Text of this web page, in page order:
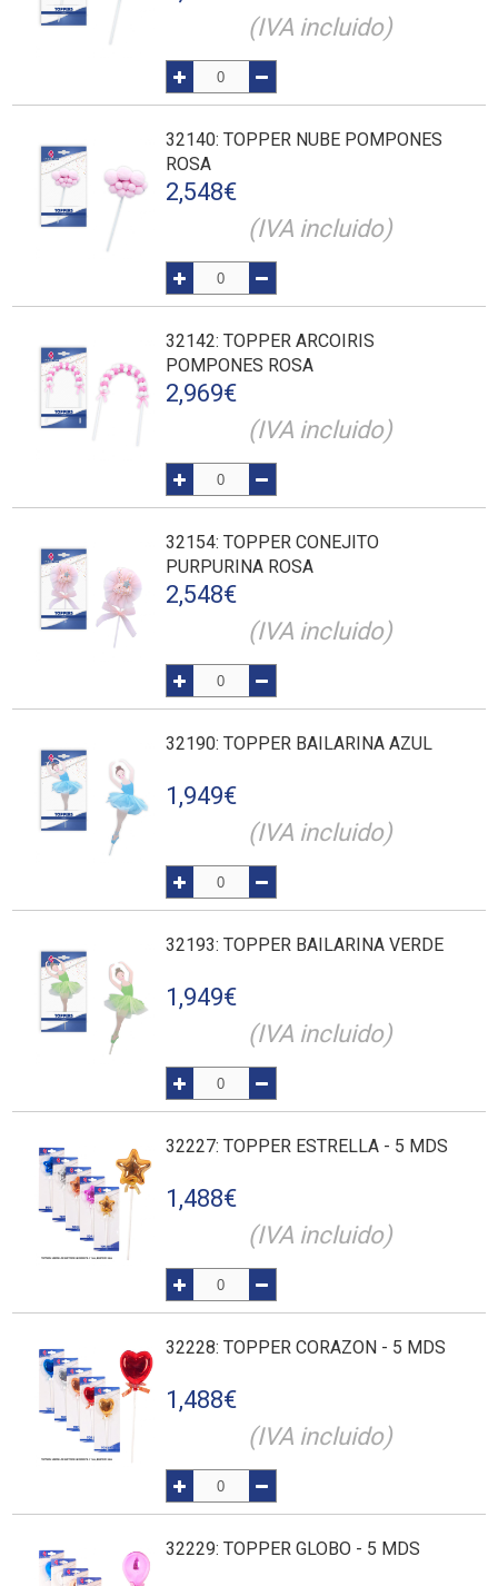
(IVA incluido)
32140: TOPPER NUBE POMPONES
ROSA
2,548€
(IVA incluido)
32142: TOPPER ARCOIRIS
POMPONES ROSA
2,969€
(IVA incluido)
32154: TOPPER CONEJITO
PURPURINA ROSA
2,548€
(IVA incluido)
32190: TOPPER BAILARINA AZUL
1,949€
(IVA incluido)
32193: TOPPER BAILARINA VERDE
1,949€
(IVA incluido)
32227: TOPPER ESTRELLA - 5 MDS
1,488€
(IVA incluido)
32228: TOPPER CORAZON - 5 MDS
1,488€
(IVA incluido)
32229: TOPPER GLOBO - 5 MDS